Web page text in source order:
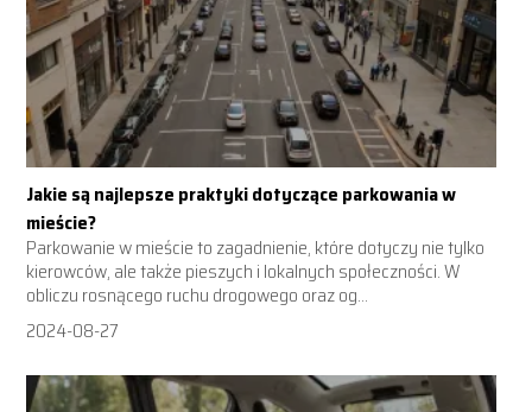
Jakie są najlepsze praktyki dotyczące parkowania w
mieście?
Parkowanie w mieście to zagadnienie, które dotyczy nie tylko
kierowców, ale także pieszych i lokalnych społeczności. W
obliczu rosnącego ruchu drogowego oraz og...
2024-08-27